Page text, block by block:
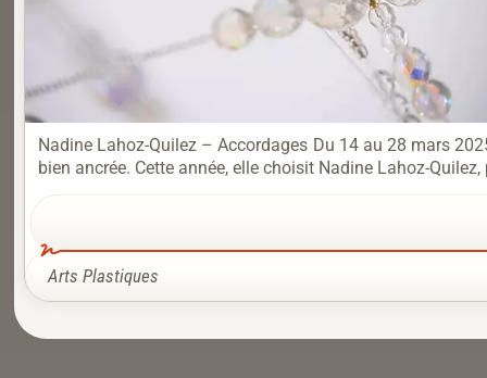
Nadine Lahoz-Quilez – Accordages Du 14 au 28 mars
bien ancrée. Cette année, elle choisit Nadine Lahoz-
Arts Plastiques